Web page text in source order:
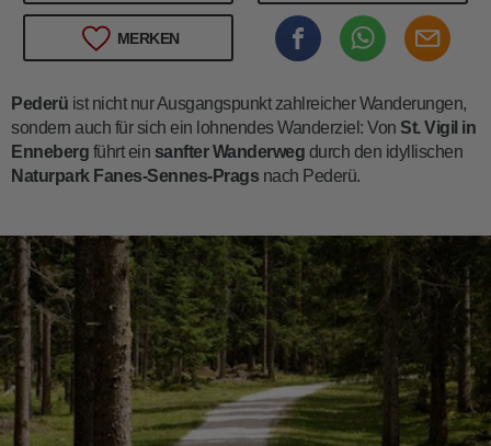
MERKEN
Pederü ist nicht nur Ausgangspunkt zahlreicher Wanderungen,
sondern auch für sich ein lohnendes Wanderziel: Von St. Vigil in
Enneberg führt ein sanfter Wanderweg durch den idyllischen
Naturpark Fanes-Sennes-Prags nach Pederü.